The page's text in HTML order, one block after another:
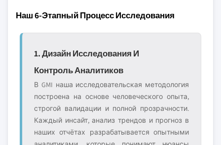
Наш 6-Этапный Процесс Исследования
1. Дизайн Исследования И
Контроль Аналитиков
В GMI наша исследовательская методология
построена на основе человеческого опыта,
строгой валидации и полной прозрачности.
Каждый инсайт, анализ трендов и прогноз в
наших отчётах разрабатывается опытными